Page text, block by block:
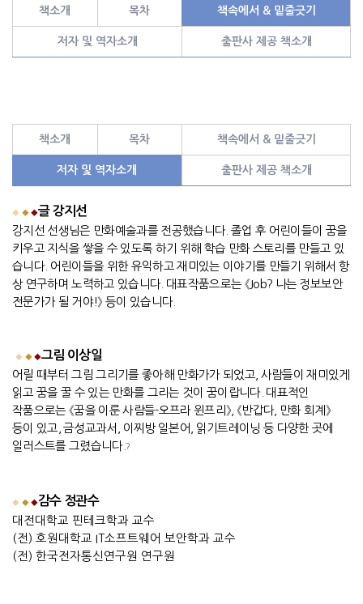
책소개 목차 책속에서 & 밑줄긋기
저자 및 역자소개 출판사 제공 책소개
책소개 목차 책속에서 & 밑줄긋기
저자 및 역자소개 출판사 제공 책소개
◆ ◆ ◆글강지선
강지선 선생님은 만화예술과를 전공했습니다.졸업 후 어린이들이 꿈을
키우고 지식을 쌓을 수 있도록 하기 위해 학습 만화 스토리를 만들고 있
습니다. 어린이들을 위한 유익하고 재미있는 이야기를 만들기 위해서 항
상 연구하며 노력하고 있습니다. 대표작품으로는 《Job? 나는 정보보안
전문가가 될 거야!》등이 있습니다.
◆ ◆ ◆그림 이상일
어릴 때부터 그림 그리기를 좋아해 만화가가 되었고 사람들이 재미있게
읽고 꿈을 꿀 수 있는 만화를 그리는 것이 꿈이랍니다. 대표적인
작품으로는 《꿈을 이룬 사람들-오프라 윈프리 》 ,《반갑다, 만화 회계 》
등이 있고 ,금성교과서 이찌방 일본어
읽기트레이닝 등 다양한 곳에
일러스트를 그렸습니다.?
◆ ◆ ◆감수 정관수
대전대학교 핀테크학과 교수
(전 ) 호원대학교 IT소프트웨어 보안학과 교수
(전 ) 한국전자통신연구원 연구원